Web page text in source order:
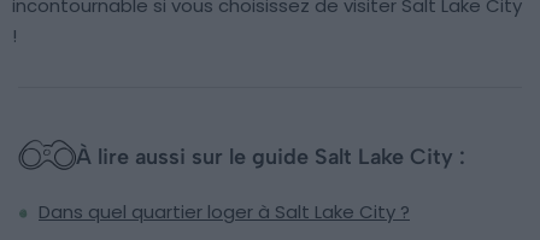
incontournable si vous choisissez de visiter Salt Lake City
!
À lire aussi sur le guide Salt Lake City :
Dans quel quartier loger à Salt Lake City ?